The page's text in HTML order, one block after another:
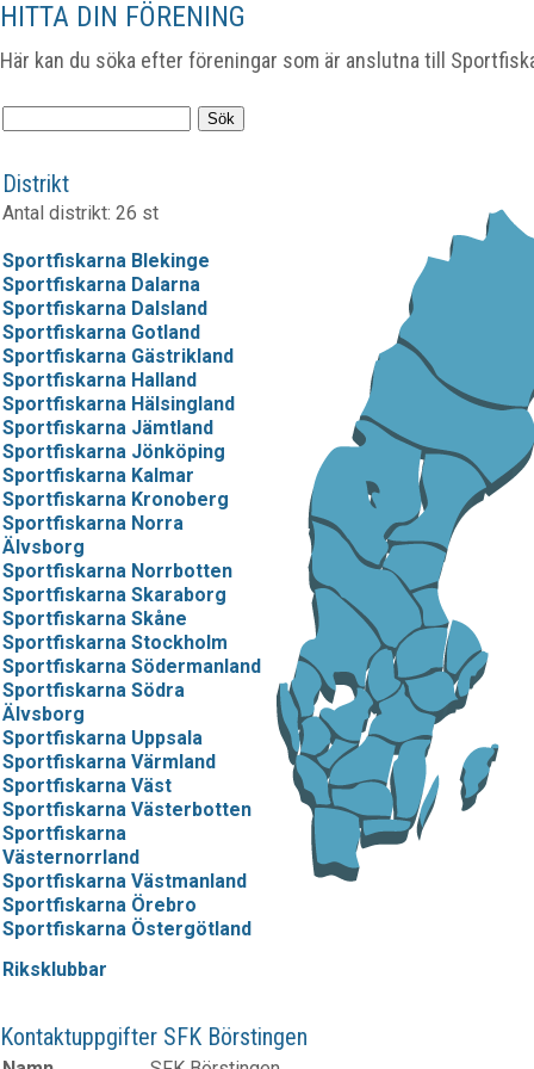
HITTA DIN FÖRENING
Här kan du söka efter föreningar som är anslutna till
Distrikt
Antal distrikt: 26 st
Sportfiskarna Blekinge
Sportfiskarna Dalarna
Sportfiskarna Dalsland
Sportfiskarna Gotland
Sportfiskarna Gästrikland
Sportfiskarna Halland
Sportfiskarna Hälsingland
Sportfiskarna Jämtland
Sportfiskarna Jönköping
Sportfiskarna Kalmar
Sportfiskarna Kronoberg
Sportfiskarna Norra
Älvsborg
Sportfiskarna Norrbotten
Sportfiskarna Skaraborg
Sportfiskarna Skåne
Sportfiskarna Stockholm
Sportfiskarna Södermanland
Sportfiskarna Södra
Älvsborg
Sportfiskarna Uppsala
Sportfiskarna Värmland
Sportfiskarna Väst
Sportfiskarna Västerbotten
Sportfiskarna
Västernorrland
Sportfiskarna Västmanland
Sportfiskarna Örebro
Sportfiskarna Östergötland
Riksklubbar
Kontaktuppgifter SFK Börstingen